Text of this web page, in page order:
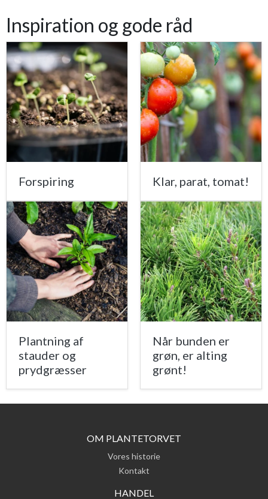
Inspiration og gode råd
Forspiring Klar, parat, tomat!
Plantning af
stauder og
prydgræsser
Når bunden er
grøn, er alting
grønt!
OM PLANTETORVET
Vores historie
Kontakt
HANDEL